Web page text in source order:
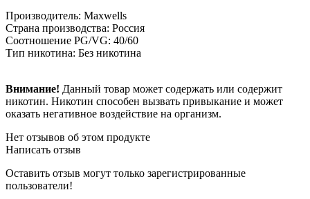
Производитель: Maxwells
Страна производства: Россия
Соотношение PG/VG: 40/60
Тип никотина: Без никотина
Внимание! Данный товар может содержать или содержит
никотин. Никотин способен вызвать привыкание и может
оказать негативное воздействие на организм.
Нет отзывов об этом продукте
Написать отзыв
Оставить отзыв могут только зарегистрированные
пользователи!